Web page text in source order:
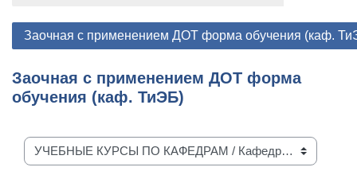
Заочная с применением ДОТ форма обучения (каф.
Заочная с применением ДОТ форма
обучения (каф. ТиЭБ)
Категории курсов